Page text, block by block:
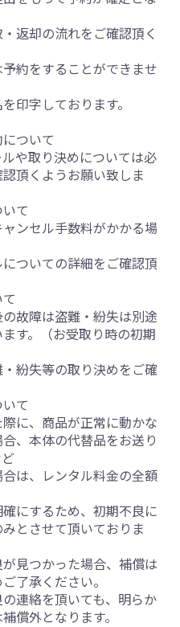
カートへ進む
返却の流れをご確認頂く
約をすることができませ
印字しております。
ついて
や取り決めについては必
頂くようお願い致しま
て
ンセル手数料がかかる場
ついての詳細をご確認頂
故障は盗難・紛失は別途
す。（お受取り時の初期
紛失等の取り決めをご確
て
に、商品が正常に動かな
、本体の代替品をお送り
ど
は、レンタル料金の全額
にするため、初期不良に
とさせて頂いておりま
見つかった場合、補償は
了承ください。
連絡を頂いても、明らか
償外となります。
カートへ進む